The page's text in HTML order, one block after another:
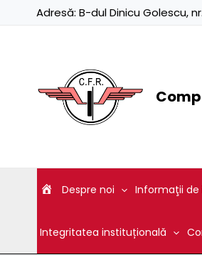
Adresă: B-dul Dinicu Golescu,
Despre noi Informaţii de
Integritatea instituțională